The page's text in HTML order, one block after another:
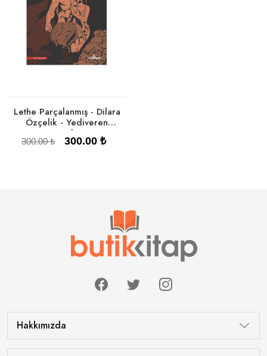
Sepete Ekle
Lethe Parçalanmış - Dilara
Özçelik - Yediveren
Yayınları
300.00 ₺ 300.00 ₺
Hakkımızda